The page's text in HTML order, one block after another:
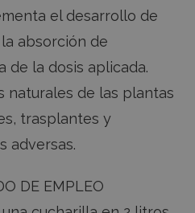
el desarrollo de
absorción de
de la dosis aplicada.
naturales de las plantas
trasplantes y
adversas.
DE EMPLEO